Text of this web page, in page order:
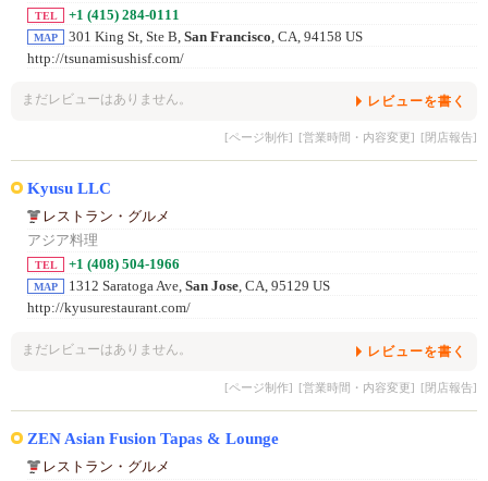
TEL +1 (415) 284-0111
MAP 301 King St, Ste B, San Francisco , CA, 94158 US
http://tsunamisushisf.com/
まだレビューはありません。 レビューを書く
[ページ制作] [営業時間・内容変更] [閉店報告]
Kyusu LLC
レストラン・グルメ
アジア料理
TEL +1 (408) 504-1966
MAP 1312 Saratoga Ave, San Jose, CA, 95129 US
http://kyusurestaurant.com/
まだレビューはありません。 レビューを書く
[ページ制作] [営業時間・内容変更] [閉店報告]
ZEN Asian Fusion Tapas & Lounge
レストラン・グルメ